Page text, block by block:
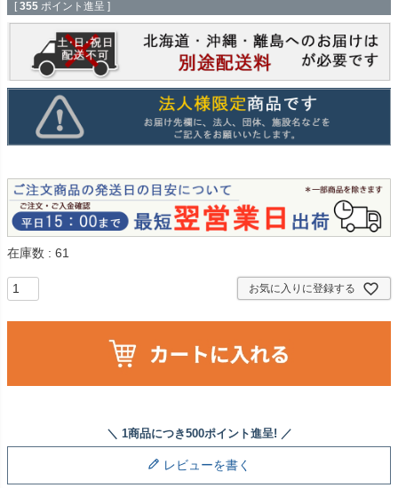
[ 355 ポイント進呈 ]
在庫数 61
お気に入りに登録する
レビューを書く